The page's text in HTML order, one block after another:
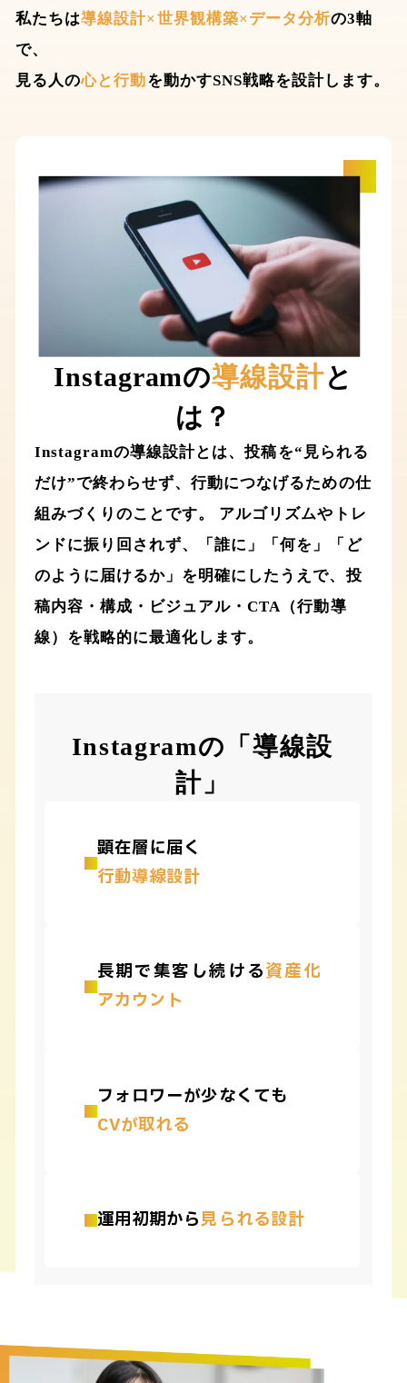
私たちは導線設計×世界観構築×データ分析の3軸
で、
見る人の心と行動を動かすSNS戦略を設計します。
Instagramの導線設計と
は？
Instagramの導線設計とは、投稿を“見られる
だけ”で終わらせず、行動につなげるための仕
組みづくりのことです。 アルゴリズムやトレ
ンドに振り回されず、「誰に」「何を」「ど
のように届けるか」を明確にしたうえで、投
稿内容・構成・ビジュアル・CTA（行動導
線）を戦略的に最適化します。
Instagramの「導線設
計」
顕在層に届く
行動導線設計
長期で集客し続ける資産化
アカウント
フォロワーが少なくても
CVが取れる
運用初期から見られる設計